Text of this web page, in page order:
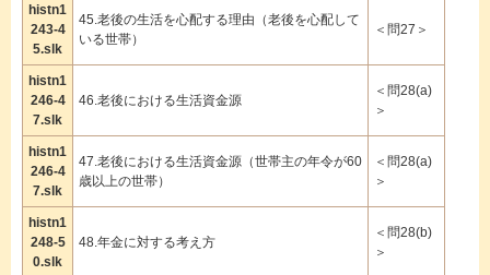
histn1
243-4
5.slk
45.老後の生活を心配する理由（老後を心配して
いる世帯）
＜問27＞
histn1
246-4
7.slk
46.老後における生活資金源
＜問28(a)
＞
histn1
246-4
7.slk
47.老後における生活資金源（世帯主の年令が60
歳以上の世帯）
＜問28(a)
＞
histn1
248-5
0.slk
48.年金に対する考え方
＜問28(b)
＞